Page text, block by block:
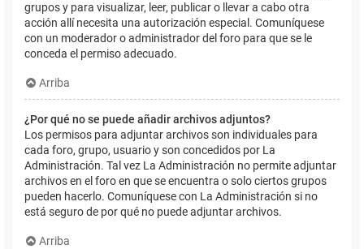
grupos y para visualizar, leer, publicar o llevar a cabo otra
acción allí necesita una autorización especial. Comuníquese
con un moderador o administrador del foro para que se le
conceda el permiso adecuado.
Arriba
¿Por qué no se puede añadir archivos adjuntos?
Los permisos para adjuntar archivos son individuales para
cada foro, grupo, usuario y son concedidos por La
Administración. Tal vez La Administración no permite adjuntar
archivos en el foro en que se encuentra o solo ciertos grupos
pueden hacerlo. Comuníquese con La Administración si no
está seguro de por qué no puede adjuntar archivos.
Arriba